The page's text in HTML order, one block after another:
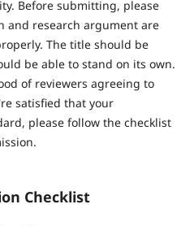
Before submitting, please
and research argument are
The title should be
be able to stand on its own.
of reviewers agreeing to
satisfied that your
please follow the checklist
Checklist